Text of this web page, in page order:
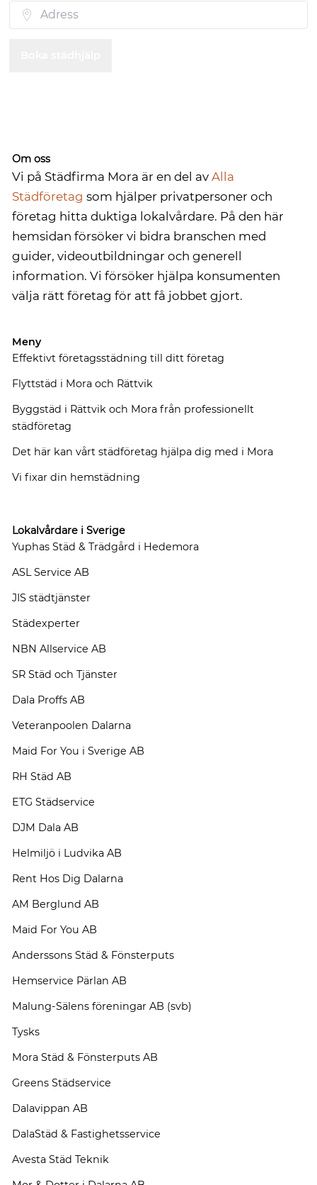
Om oss
Vi på Städfirma Mora är en del av Alla
Städföretag som hjälper privatpersoner och
företag hitta duktiga lokalvårdare. På den här
hemsidan försöker vi bidra branschen med
guider, videoutbildningar och generell
information. Vi försöker hjälpa konsumenten
välja rätt företag för att få jobbet gjort.
Meny
Effektivt företagsstädning till ditt företag
Flyttstäd i Mora och Rättvik
Byggstäd i Rättvik och Mora från professionellt
städföretag
Det här kan vårt städföretag hjälpa dig med i Mora
Vi fixar din hemstädning
Lokalvårdare i Sverige
Yuphas Städ & Trädgård i Hedemora
ASL Service AB
JIS städtjänster
Städexperter
NBN Allservice AB
SR Städ och Tjänster
Dala Proffs AB
Veteranpoolen Dalarna
Maid For You i Sverige AB
RH Städ AB
ETG Städservice
DJM Dala AB
Helmiljö i Ludvika AB
Rent Hos Dig Dalarna
AM Berglund AB
Maid For You AB
Anderssons Städ & Fönsterputs
Hemservice Pärlan AB
Malung-Sälens föreningar AB (svb)
Tysks
Mora Städ & Fönsterputs AB
Greens Städservice
Dalavippan AB
DalaStäd & Fastighetsservice
Avesta Städ Teknik